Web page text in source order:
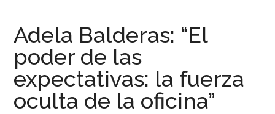
Adela Balderas: “El
poder de las
expectativas: la fuerza
oculta de la oficina”